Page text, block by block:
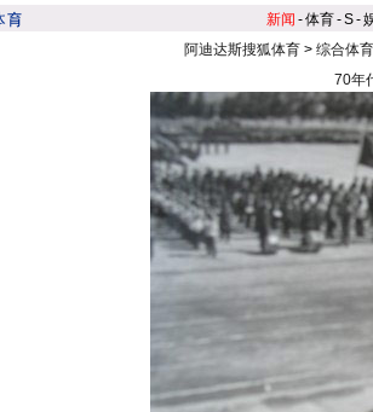
新闻 -体育-S-
阿迪达斯搜狐体育> 综合体育
70年